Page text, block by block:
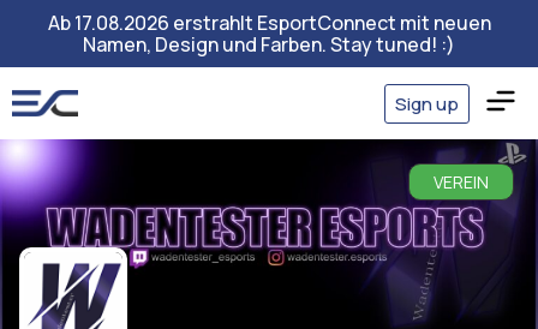
Ab 17.08.2026 erstrahlt EsportConnect mit neuen
Namen, Design und Farben. Stay tuned! :)
Sign up
VEREIN